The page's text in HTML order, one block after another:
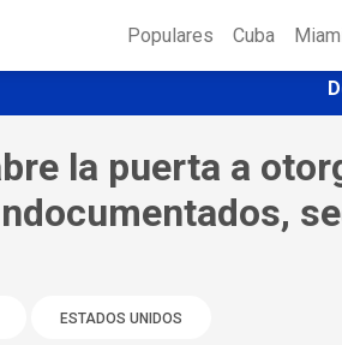
Populares Cuba
la puerta a
ESTADOS UNIDOS